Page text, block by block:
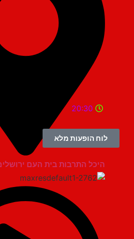
היכל התרבות בית העם ירושלים
20:30
לוח הופעות מלא